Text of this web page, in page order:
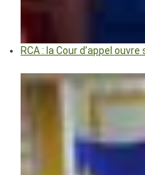
RCA : la Cour d’appel